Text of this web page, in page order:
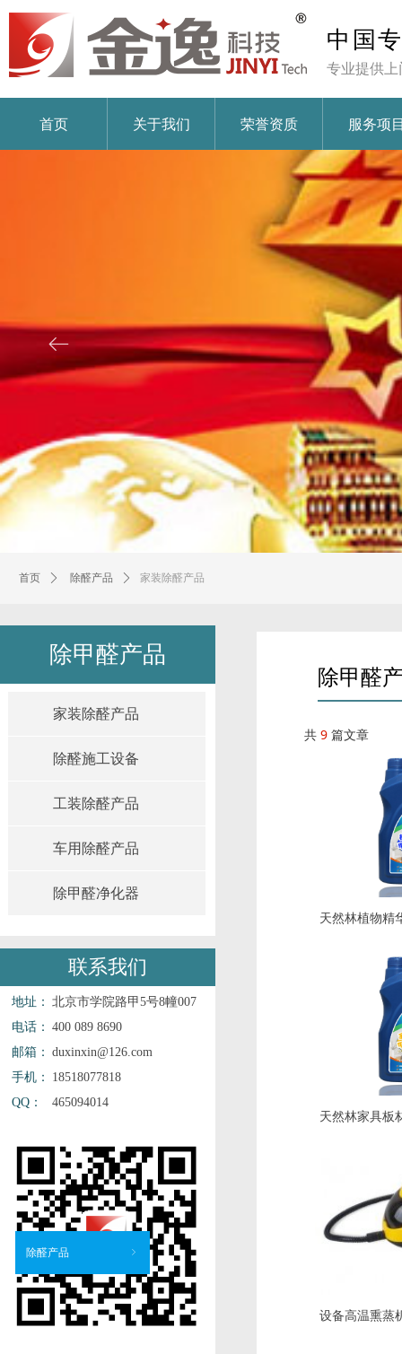
中国
专业提供
首页 关于我们 荣誉资质 服务项
ꂃ
首页 ꄲ 除醛产品 ꄲ 家装除醛产品
除甲醛产品
家装除醛产品
除醛施工设备
工装除醛产品
车用除醛产品
除甲醛净化器
联系我们
地址： 北京市学院路甲5号8幢007
电话： 400 089 8690
邮箱： duxinxin@126.com
手机：
18518077818
QQ：
465094014
ꁇ
除醛产品
除甲醛
共 9 篇文章
天然林植物精
天然林家具板
设备高温熏蒸